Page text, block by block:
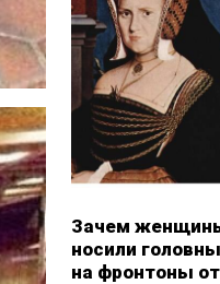
Зачем
носили
на фронтоны